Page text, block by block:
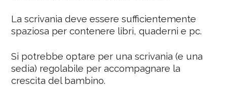
La scrivania deve essere sufficientemente
spaziosa per contenere libri, quaderni e pc.
Si potrebbe optare per una scrivania (e una
sedia) regolabile per accompagnare la
crescita del bambino.